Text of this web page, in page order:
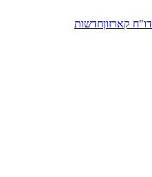
דו"ח קארזוןחדשות